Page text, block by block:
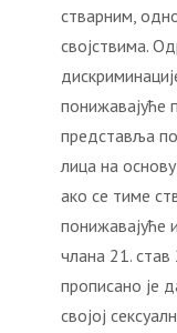
стварним,
својствима.
понижавајуће
представља
лица на
ако се тиме
члана 21. став
прописано је
својој